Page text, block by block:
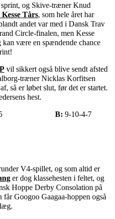
sprint, og Skive-træner Knud
Kesse Tårs, som hele året har
andet var med i Dansk Trav
Circle-finalen, men Kesse
være en spændende chance
vil sikkert også blive sendt afsted
træner Nicklas Korfitsen
så er løbet slut, før det er startet.
hest.
B: 9-10-4-7
V4-spillet, og som altid er
er dog klassehesten i feltet, og
Hoppe Derby Consolation på
får Googoo Gaagaa-hoppen også